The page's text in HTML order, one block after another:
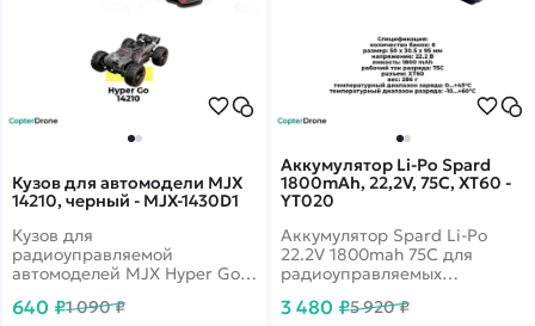
Кузов для автомодели MJX
14210, черный - MJX-1430D1
Кузов для
радиоуправляемой
автомоделей MJX Hyper Go
640 ₽1 090 ₽
Аккумулятор Li-Po Spard
1800mAh, 22,2V, 75C, XT60 -
YT020
Аккумулятор Spard Li-Po
22.2V 1800mah 75C для
радиоуправляемых
3 480 ₽5 920 ₽